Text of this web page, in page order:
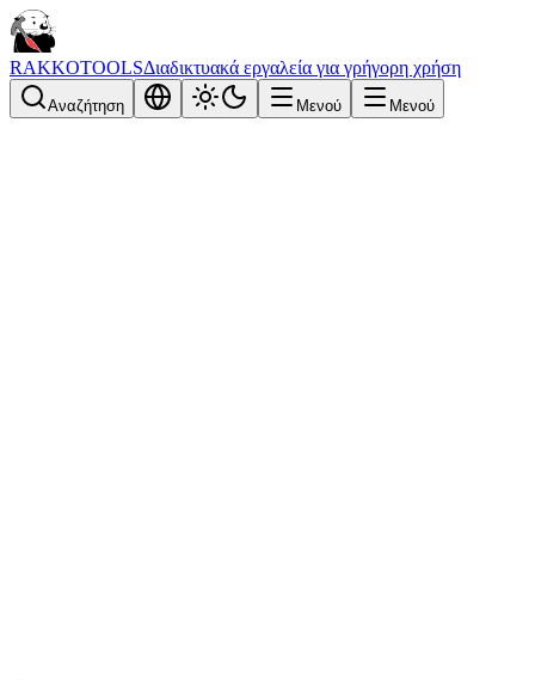
RAKKOTOOLSΔιαδικτυακά εργαλεία για γρήγορη χρήση
Αναζήτηση Μενού Μενού